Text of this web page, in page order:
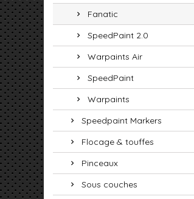
Fanatic
SpeedPaint 2.0
Warpaints Air
SpeedPaint
Warpaints
Speedpaint Markers
Flocage & touffes
Pinceaux
Sous couches